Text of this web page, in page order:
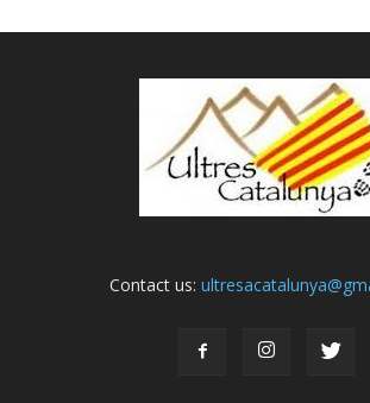
Contact us: